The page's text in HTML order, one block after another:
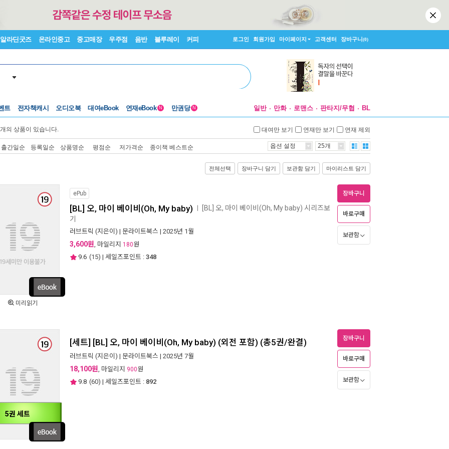
알라딘굿즈 온라인중고 중고매장 우주점 음반 블루레이 커피 로그인 회원가입 마이페이지 고객센터 장바구니(0)
트 전자책캐시 오디오북 대여eBook 연재eBook N 만권당 N 일반 만화 로맨스 판타지/무협 BL
개의 상품이 있습니다. 대여만 보기 연재만 보기 연재 제외
출간일순 등록일순 상품명순 평점순 저가격순 종이책 베스트순 옵션 설정 25개
전체선택 장바구니 담기 보관함 담기 마이리스트 담기
미리읽기
ePub
[BL] 오, 마이 베이비(Oh, My baby) [BL] 오, 마이 베이비(Oh, My baby) 시리즈보
기
러브트릭 (지은이) | 문라이트북스 | 2025년 1월
3,600원, 마일리지 180원
9.6 (15) | 세일즈포인트 : 348
장바구니
바로구매
보관함
5권 세트
[세트] [BL] 오, 마이 베이비(Oh, My baby) (외전 포함) (총5권/완결)
러브트릭 (지은이) | 문라이트북스 | 2025년 7월
18,100원, 마일리지 900원
9.8 (60) | 세일즈포인트 : 892
장바구니
바로구매
보관함